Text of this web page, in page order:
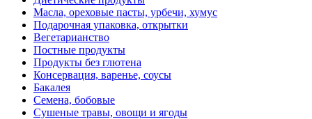
Масла, ореховые пасты, урбечи, хумус
Подарочная упаковка, открытки
Вегетарианство
Постные продукты
Продукты без глютена
Консервация, варенье, соусы
Бакалея
Семена, бобовые
Сушеные травы, овощи и ягоды